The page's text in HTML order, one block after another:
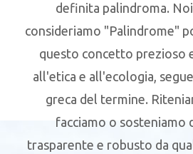
definita palindroma.
consideriamo "Palindrome"
questo concetto prezioso
all'etica e all'ecologia,
greca del termine.
facciamo o sosteniamo
trasparente e robusto da